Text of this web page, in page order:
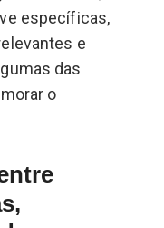
específicas,
e
das
o